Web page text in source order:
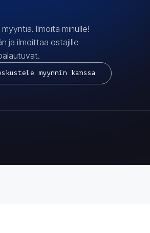
Ilmoita minulle!
ja ilmoittaa ostajille
myynnin kanssa